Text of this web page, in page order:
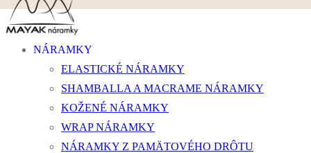
NÁRAMKY
ELASTICKÉ NÁRAMKY
SHAMBALLA A MACRAME NÁRAMKY
KOŽENÉ NÁRAMKY
WRAP NÁRAMKY
NÁRAMKY Z PAMÄTOVÉHO DRÔTU